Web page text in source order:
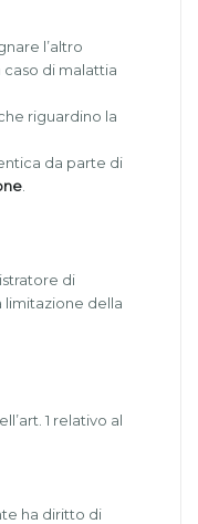
l’altro
caso di malattia
riguardino la
da parte di
di
della
1 relativo al
ha diritto di